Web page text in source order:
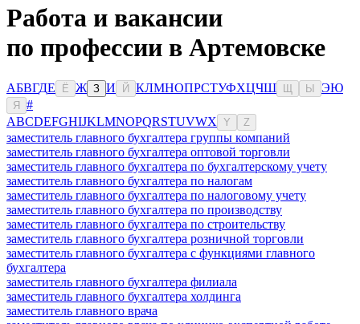
Работа и вакансии
по профессии в Артемовске
АБВГДЕ Ё Ж З И Й КЛМНОПРСТУФХЦЧШ Ы ЭЮ
Я
#
ABCDEFGHIJKLMNOPQRSTUVWX Y Z
заместитель главного бухгалтера группы компаний
заместитель главного бухгалтера оптовой торговли
заместитель главного бухгалтера по бухгалтерскому учету
заместитель главного бухгалтера по налогам
заместитель главного бухгалтера по налоговому учету
заместитель главного бухгалтера по производству
заместитель главного бухгалтера по строительству
заместитель главного бухгалтера розничной торговли
заместитель главного бухгалтера с функциями главного
бухгалтера
заместитель главного бухгалтера филиала
заместитель главного бухгалтера холдинга
заместитель главного врача